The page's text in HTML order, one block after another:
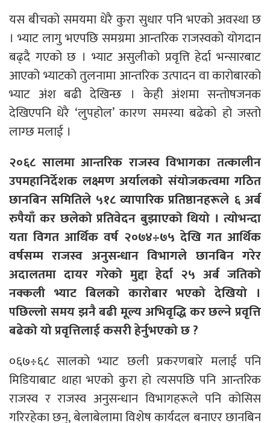
यस बीचको समयमा धेरै कुरा सुधार पनि भएको अवस्था छ
। भ्याट लागु भएपछि समग्रमा आन्तरिक राजस्वको योगदान
बढ्दै गएको छ । भ्याट असुलीको प्रवृत्ति हेर्दा भन्सारबाट
आएको भ्याटको तुलनामा आन्तरिक उत्पादन वा कारोबारको
भ्याट अंश बढी देखिन्छ । केही अंशमा सन्तोषजनक
देखिएपनि धेरै ‘लुपहोल’ कारण समस्या बढेको हो जस्तो
लाग्छ मलाई ।
२०६८ सालमा आन्तरिक राजस्व विभागका तत्कालीन
उपमहानिर्देशक लक्ष्मण अर्यालको संयोजकत्वमा गठित
छानबिन समितिले ५१८ व्यापारिक प्रतिष्ठानहरूले ६ अर्ब
रुपैयाँ कर छलेको प्रतिवेदन बुझाएको थियो । त्योभन्दा
यता विगत आर्थिक वर्ष २०७४÷७५ देखि गत आर्थिक
वर्षसम्म राजस्व अनुसन्धान विभागले छानबिन गरेर
अदालतमा दायर गरेको मुद्दा हेर्दा २५ अर्ब जतिको
नक्कली भ्याट बिलको कारोबार भएको देखियो ।
पछिल्लो समय झनै बढी मूल्य अभिवृद्धि कर छल्ने प्रवृत्ति
बढेको यो प्रवृत्तिलाई कसरी हेर्नुभएको छ ?
०६७÷६८ सालको भ्याट छली प्रकरणबारे मलाई पनि
मिडियाबाट थाहा भएको कुरा हो त्यसपछि पनि आन्तरिक
राजस्व र राजस्व अनुसन्धान विभागहरूले पनि कोसिस
गरिरहेका छन्, बेलाबेलामा विशेष कार्यदल बनाएर छानबिन